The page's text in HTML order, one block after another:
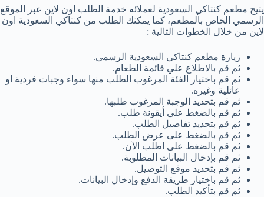
يتيح مطعم كنتاكي السعودية لعملائه خدمة الطلب اون لاين عبر الموقع
الرسمي الخاص بالمطعم، كما يمكنك الطلب من كنتاكي السعودية اون
لاين من خلال الخطوات التالية :
زيارة مطعم كنتاكي السعودية الرسمى.
ثم قم بالاطلاع علي قائمة الطعام.
ثم قم باختيار الفئة المرغوب الطلب منها سواء وجبات فردية او
عائلية وغيره.
ثم قم بتحديد الوجبة المرغوب طلبها.
ثم قم بالضغط على أيقونة طلب.
ثم قم بتحديد تفاصيل الطلب.
ثم قم بالضغط على عرض الطلب.
ثم قم بالضغط على اطلب الآن.
ثم قم بإدخال البيانات المطلوبة.
ثم قم بتحديد موقع التوصيل.
ثم قم باختيار طريقة الدفع وإدخال البيانات.
ثم قم بتأكيد الطلب.